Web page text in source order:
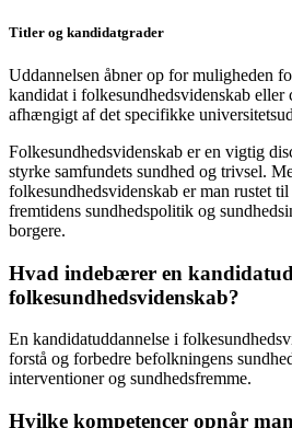
Titler og kandidatgrader
Uddannelsen åbner op for muligheden
kandidat i folkesundhedsvidenskab eller
afhængigt af det specifikke
Folkesundhedsvidenskab er en vigtig
styrke samfundets sundhed og trivsel.
folkesundhedsvidenskab er man rustet
fremtidens sundhedspolitik og
borgere.
Hvad indebærer en
folkesundhedsvidenskab?
En kandidatuddannelse i
forstå og forbedre befolkningens
interventioner og sundhedsfremme.
Hvilke kompetencer opnår